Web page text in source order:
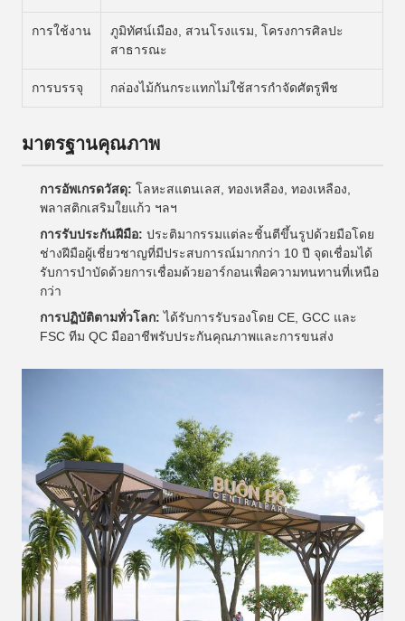
การใช้งาน
ภูมิทัศน์เมือง, สวนโรงแรม, โครงการศิลปะ
สาธารณะ
การบรรจุ กล่องไม้กันกระแทกไม่ใช้สารกำจัดศัตรูพืช
มาตรฐานคุณภาพ
การอัพเกรดวัสดุ: โลหะสแตนเลส, ทองเหลือง, ทองเหลือง,
พลาสติกเสริมใยแก้ว ฯลฯ
การรับประกันฝีมือ: ประติมากรรมแต่ละชิ้นตีขึ้นรูปด้วยมือโดย
ช่างฝีมือผู้เชี่ยวชาญที่มีประสบการณ์มากกว่า 10 ปี จุดเชื่อมได้
รับการบำบัดด้วยการเชื่อมด้วยอาร์กอนเพื่อความทนทานที่เหนือ
กว่า
การปฏิบัติตามทั่วโลก: ได้รับการรับรองโดย CE, GCC และ
FSC ทีม QC มืออาชีพรับประกันคุณภาพและการขนส่ง